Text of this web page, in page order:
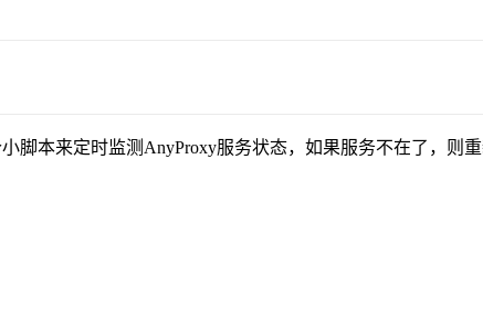
本来定时监测AnyProxy服务状态，如果服务不在了，则重